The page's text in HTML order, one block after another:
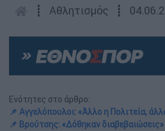
┋ Αθλητισμός ┋
Ενότητες στο άρθρο:
📌 Αγγελόπουλοι: «Άλλο η Πολιτεία,
📌 Βρούτσης: «Δόθηκαν διαβεβαιώσεις»